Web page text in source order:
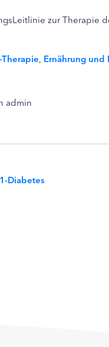
zur Therapie
, Ernährung und
admin
Diabetes